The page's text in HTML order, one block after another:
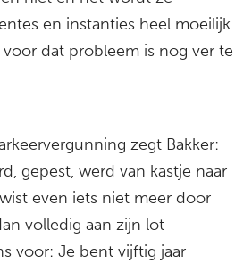
en instanties heel moeilijk
dat probleem is nog ver te
zegt Bakker:
gepest, werd van kastje naar
even iets niet meer door
volledig aan zijn lot
voor: Je bent vijftig jaar